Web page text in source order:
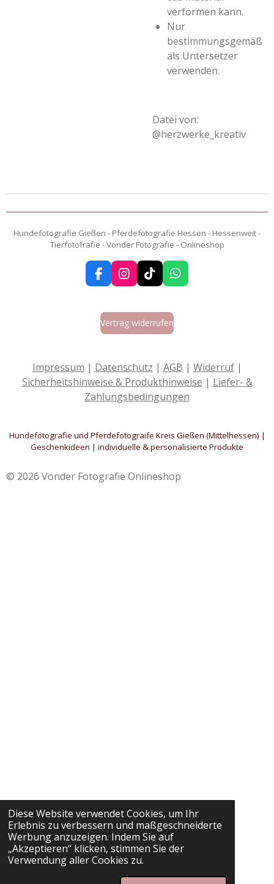
Diese Website verwendet Cookies, um Ihr
Erlebnis zu verbessern und maßgeschneiderte
Werbung anzuzeigen. Indem Sie auf
„Akzeptieren“ klicken, stimmen Sie der
Verwendung aller Cookies zu.
verformen kann.
Nur
bestimmungsgemäß
als Untersetzer
verwenden.
Datei von:
@herzwerke_kreativ
Hundefotografie Gießen - Pferdefotografie Hessen - Hessenweit -
Tierfotofrafie - Vonder Fotografie - Onlineshop
F
a
e
b
o
I
n
t
a
g
m
T
i
T
o
k
W
h
Vertrag widerrufen
Impressum | Datenschutz | AGB | Widerruf|
Sicherheitshinweise & Produkthinweise | Liefer- &
Zahlungsbedingungen
Hundefotografie und Pferdefotograife Kreis Gießen (Mittelhessen) |
Geschenkideen | individuelle & personalisierte Produkte
© 2026 Vonder Fotografie Onlineshop